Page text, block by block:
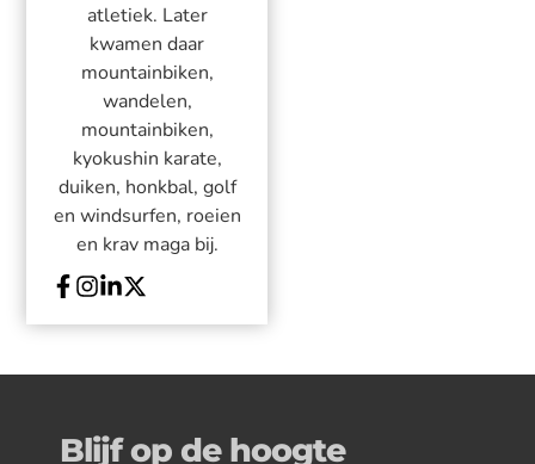
atletiek. Later
kwamen daar
mountainbiken,
wandelen,
mountainbiken,
kyokushin karate,
duiken, honkbal, golf
en windsurfen, roeien
en krav maga bij.
Blijf op de hoogte